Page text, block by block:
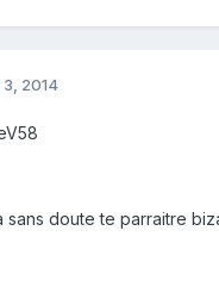
2014
sans doute te parraitre